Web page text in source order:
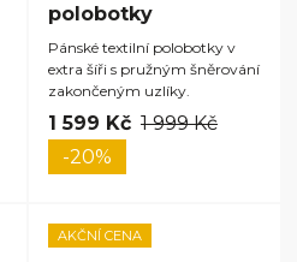
polobotky
Pánské textilní polobotky v
extra šíři s pružným šněrování
zakončeným uzlíky.
1 599 Kč 1 999 Kč
-20%
AKČNÍ CENA